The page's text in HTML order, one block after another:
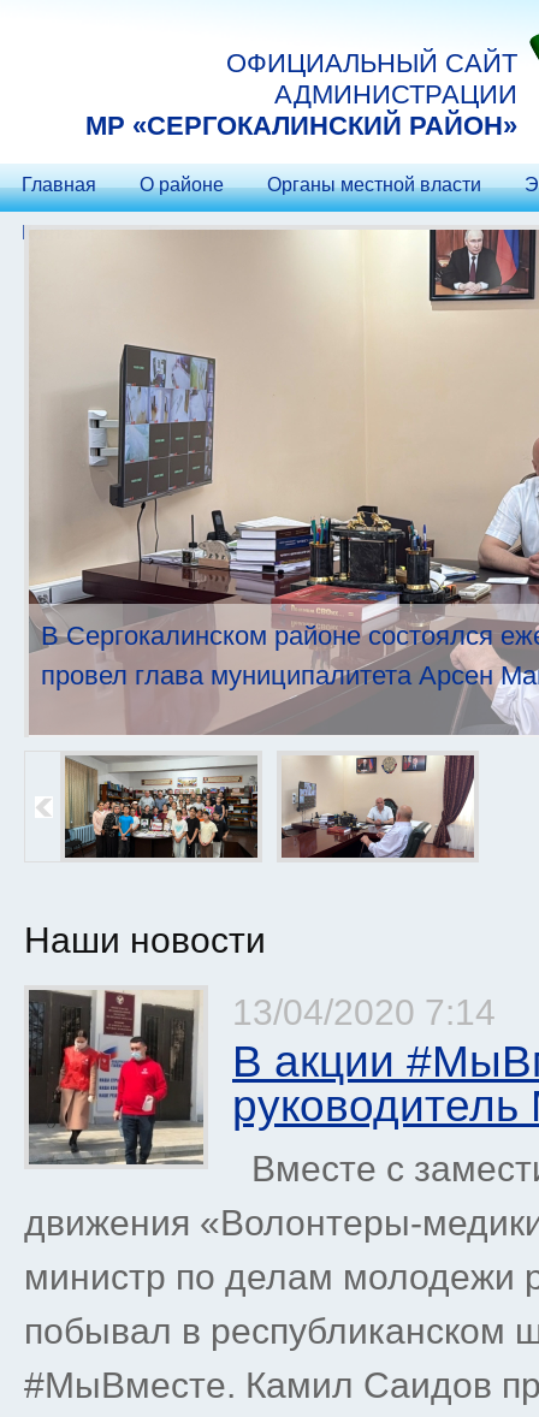
ОФИЦИАЛЬНЫЙ САЙТ
АДМИНИСТРАЦИИ
МP «СЕРГОКАЛИНСКИЙ РАЙОН»
Главная О районе Органы местной власти
Контакты Гостеприимство
В Сергокалинском районе состоялся
провел глава муниципалитета Арсен
Наши новости
13/04/2020 7:14
В акции
Вместе с
движения «Волонтеры-
министр по делам молодежи
побывал в республиканском
#МыВместе. Камил Саидов
Страницы